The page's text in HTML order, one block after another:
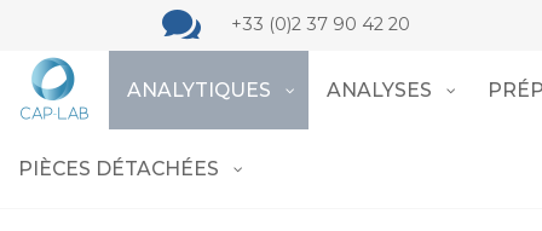
 +33 (0)2 37 90 42 20
ANALYTIQUES ANALYSES
PIÈCES DÉTACHÉES